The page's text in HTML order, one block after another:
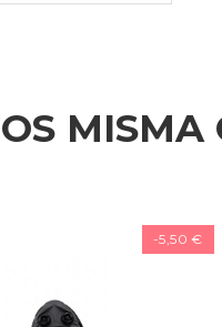
MISMA
-5,50 €